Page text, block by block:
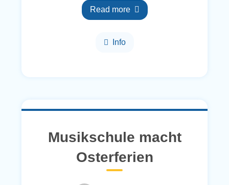
Read more
Info
Musikschule macht
Osterferien